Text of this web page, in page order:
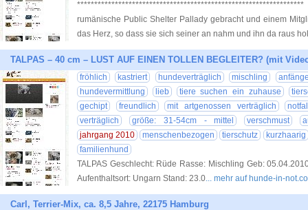
rumänische Public Shelter Pallady gebracht und einem
das Herz, so dass sie sich seiner an nahm und ihn da raus
TALPAS – 40 cm – LUST AUF EINEN TOLLEN BEGLEITER? (mit
fröhlich kastriert hundeverträglich mischling
hundevermittlung
lieb tiere suchen ein zuhause
gechipt
freundlich mit artgenossen verträglich
verträglich
größe: 31-54cm - mittel verschmust
jahrgang 2010
menschenbezogen tierschutz
kurzhaarig
familienhund
TALPAS Geschlecht: Rüde Rasse: Mischling Geb:
Aufenthaltsort: Ungarn Stand: 23.0... mehr auf hunde-in-
Carl, Terrier-Mix, ca. 8,5 Jahre, 22175 Hamburg